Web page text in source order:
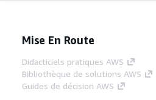
Mise En Route
Didacticiels pratiques AWS
Bibliothèque de solutions AWS
Guides de décision AWS